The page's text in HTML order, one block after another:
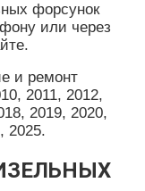
форсунок
или через
и ремонт
2011, 2012,
2019, 2020,
2025.